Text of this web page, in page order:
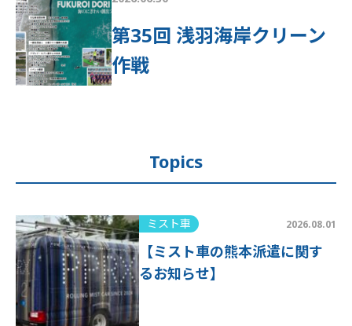
第35回 浅羽海岸クリーン
作戦
Topics
ミスト車 2026.08.01
【ミスト車の熊本派遣に関す
るお知らせ】